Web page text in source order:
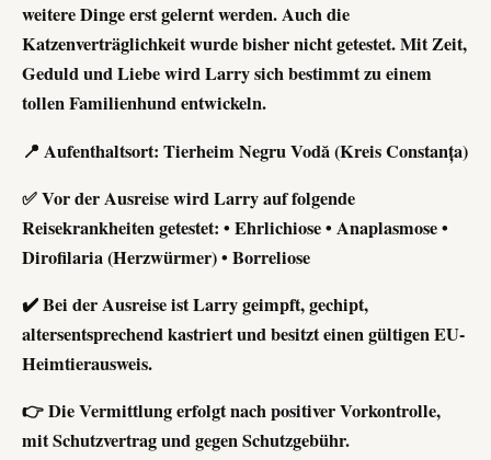
weitere Dinge erst gelernt werden. Auch die
Katzenverträglichkeit wurde bisher nicht getestet. Mit Zeit,
Geduld und Liebe wird Larry sich bestimmt zu einem
tollen Familienhund entwickeln.
📍 Aufenthaltsort: Tierheim Negru Vodă (Kreis Constanța)
✅ Vor der Ausreise wird Larry auf folgende
Reisekrankheiten getestet: • Ehrlichiose • Anaplasmose •
Dirofilaria (Herzwürmer) • Borreliose
✔️ Bei der Ausreise ist Larry geimpft, gechipt,
altersentsprechend kastriert und besitzt einen gültigen EU-
Heimtierausweis.
👉 Die Vermittlung erfolgt nach positiver Vorkontrolle,
mit Schutzvertrag und gegen Schutzgebühr.